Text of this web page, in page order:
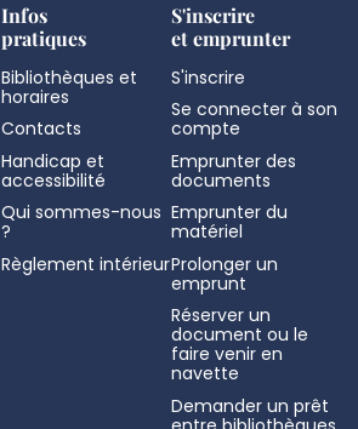
Infos
pratiques
Bibliothèques et
horaires
Contacts
Handicap et
accessibilité
Qui sommes-nous
?
Règlement intérieur
S'inscrire
et emprunter
S'inscrire
Se connecter à son
compte
Emprunter des
documents
Emprunter du
matériel
Prolonger un
emprunt
Réserver un
document ou le
faire venir en
navette
Demander un prêt